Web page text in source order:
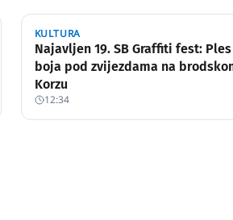
KULTURA
Najavljen 19. SB Graffiti fest: Ples
boja pod zvijezdama na
Korzu
12:34